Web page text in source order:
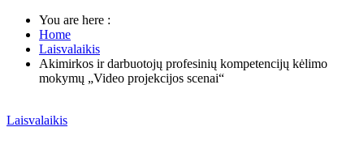
You are here :
Home
Laisvalaikis
Akimirkos ir darbuotojų profesinių kompetencijų kėlimo
mokymų „Video projekcijos scenai“
Laisvalaikis